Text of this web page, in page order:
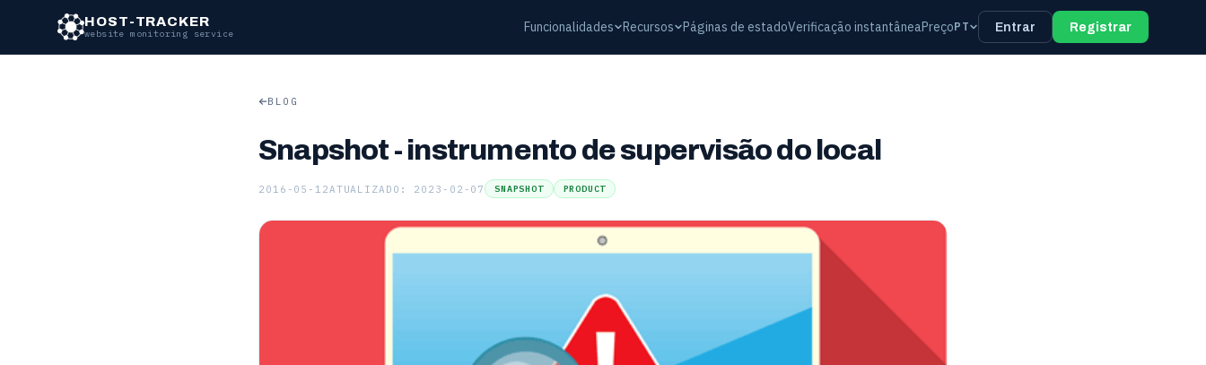
HOST-TRACKER
website monitoring service Funcionalidades Recursos Páginas de estadoVerificação instantâneaPreçoPT Entrar Registrar
BLOG
Snapshot - instrumento de supervisão do local
2016-05-12 ATUALIZADO: 2023-02-07 SNAPSHOT PRODUCT